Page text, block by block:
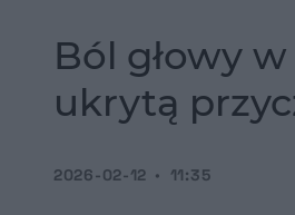
Ból głowy
ukrytą
2026-02-12 11:35